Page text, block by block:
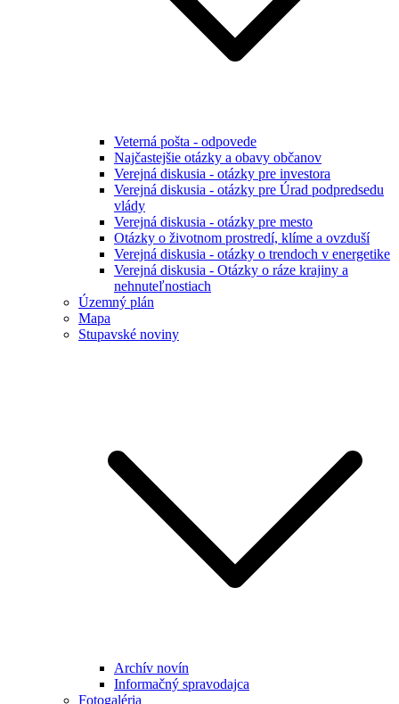
Veterná pošta - odpovede
Najčastejšie otázky a obavy občanov
Verejná diskusia - otázky pre investora
Verejná diskusia - otázky pre Úrad podpredsedu
vlády
Verejná diskusia - otázky pre mesto
Otázky o životnom prostredí, klíme a ovzduší
Verejná diskusia - otázky o trendoch v energetike
Verejná diskusia - Otázky o ráze krajiny a
nehnuteľnostiach
Územný plán
Mapa
Stupavské noviny
Archív novín
Informačný spravodajca
Fotogaléria